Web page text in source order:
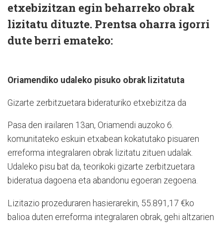
etxebizitzan egin beharreko obrak
lizitatu dituzte. Prentsa oharra igorri
dute berri emateko:
Oriamendiko udaleko pisuko obrak lizitatuta
Gizarte zerbitzuetara bideraturiko etxebizitza da
Pasa den irailaren 13an, Oriamendi auzoko 6.
komunitateko eskuin etxabean kokatutako pisuaren
erreforma integralaren obrak lizitatu zituen udalak.
Udaleko pisu bat da, teorikoki gizarte zerbitzuetara
bideratua dagoena eta abandonu egoeran zegoena.
Lizitazio prozeduraren hasierarekin, 55.891,17 €ko
balioa duten erreforma integralaren obrak, gehi altzarien